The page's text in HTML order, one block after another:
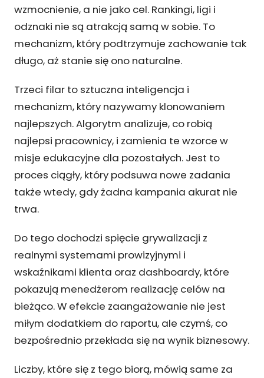
wzmocnienie, a nie jako cel. Rankingi, ligi i
odznaki nie są atrakcją samą w sobie. To
mechanizm, który podtrzymuje zachowanie tak
długo, aż stanie się ono naturalne.
Trzeci filar to sztuczna inteligencja i
mechanizm, który nazywamy klonowaniem
najlepszych. Algorytm analizuje, co robią
najlepsi pracownicy, i zamienia te wzorce w
misje edukacyjne dla pozostałych. Jest to
proces ciągły, który podsuwa nowe zadania
także wtedy, gdy żadna kampania akurat nie
trwa.
Do tego dochodzi spięcie grywalizacji z
realnymi systemami prowizyjnymi i
wskaźnikami klienta oraz dashboardy, które
pokazują menedżerom realizację celów na
bieżąco. W efekcie zaangażowanie nie jest
miłym dodatkiem do raportu, ale czymś, co
bezpośrednio przekłada się na wynik biznesowy.
Liczby, które się z tego biorą, mówią same za